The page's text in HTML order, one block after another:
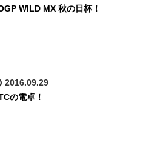
WILD MX 秋の日杯！
2016.09.29
の電卓！